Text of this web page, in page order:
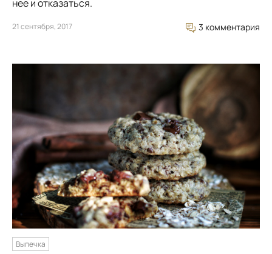
нее и отказаться.
21 сентября, 2017 3 комментария
Выпечка